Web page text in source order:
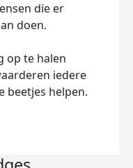
die er
doen.
op te halen
iedere
beetjes helpen.